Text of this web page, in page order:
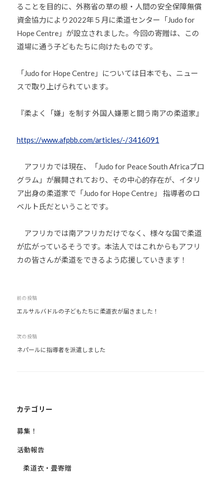
ることを目的に、外務省の草の根・人間の安全保障無償
資金協力により2022年５月に柔道センター「Judo for
Hope Centre」が設立されました。今回の寄贈は、この
道場に通う子どもたちに向けたものです。
「Judo for Hope Centre」については日本でも、ニュー
スで取り上げられています。
『柔よく「嫌」を制す 外国人嫌悪と闘う南アの柔道家』
https://www.afpbb.com/articles/-/3416091
アフリカでは現在、「Judo for Peace South Africaプロ
グラム」が展開されており、その中心的存在が、イタリ
ア出身の柔道家で「Judo for Hope Centre」 指導者のロ
ベルト氏だということです。
アフリカでは南アフリカだけでなく、様々な国で柔道
が広がっているそうです。本法人ではこれからもアフリ
カの皆さんが柔道をできるよう応援していきます！
投
稿
ビ
ゲ
ン
前の投稿
エルサルバドルの子どもたちに柔道衣が届きました！
次の投稿
ネパールに指導者を派遣しました
カテゴリー
募集！
活動報告
柔道衣・畳寄贈